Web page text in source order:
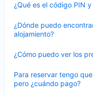
¿Qué es el código PIN
cerrado
¿Dónde puedo
alojamiento?
cerrado
¿Cómo puedo ver los
cerrado
Para reservar tengo
pero ¿cuándo pago?
cerrado